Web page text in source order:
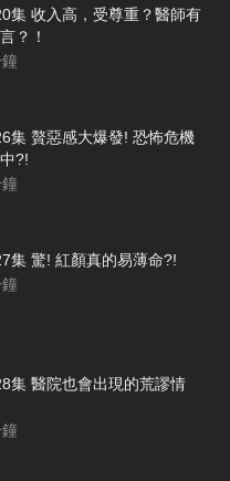
集 收入高，受尊重？醫師有
？！
集 贅惡感大爆發! 恐怖危機
?!
集 驚! 紅顏真的易薄命?!
集 醫院也會出現的荒謬情